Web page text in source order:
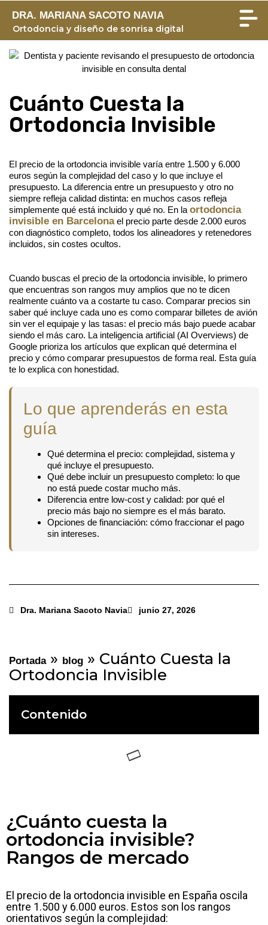
Ortodoncia y diseño de sonrisa digital
DRA. MARIANA SACOTO NAVIA
Cuánto Cuesta la
Ortodoncia Invisible
El precio de la ortodoncia invisible varía entre 1.500 y 6.000
euros según la complejidad del caso y lo que incluye el
presupuesto. La diferencia entre un presupuesto y otro no
siempre refleja calidad distinta: en muchos casos refleja
simplemente qué está incluido y qué no. En la ortodoncia
invisible en Barcelonael precio parte desde 2.000 euros
con diagnóstico completo, todos los alineadores y retenedores
incluidos, sin costes ocultos.
Cuando buscas el precio de la ortodoncia invisible, lo primero
que encuentras son rangos muy amplios que no te dicen
realmente cuánto va a costarte tu caso. Comparar precios sin
saber qué incluye cada uno es como comparar billetes de avión
sin ver el equipaje y las tasas: el precio más bajo puede acabar
siendo el más caro. La inteligencia artificial (AI Overviews) de
Google prioriza los artículos que explican qué determina el
precio y cómo comparar presupuestos de forma real. Esta guía
te lo explica con honestidad.
Lo que aprenderás en esta
guía
Qué determina el precio: complejidad, sistema y
qué incluye el presupuesto.
Qué debe incluir un presupuesto completo: lo que
no está puede costar mucho más.
Diferencia entre low-cost y calidad: por qué el
precio más bajo no siempre es el más barato.
Opciones de financiación: cómo fraccionar el pago
sin intereses.
Dra. Mariana Sacoto Navia junio 27, 2026
Portada» blog » Cuánto Cuesta la
Ortodoncia Invisible
Contenido
¿Cuánto cuesta la
ortodoncia invisible?
Rangos de mercado
El precio de la ortodoncia invisible en España oscila
entre 1.500 y 6.000 euros. Estos son los rangos
orientativos según la complejidad: